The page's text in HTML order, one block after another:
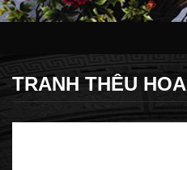
TRANH THÊU HOA